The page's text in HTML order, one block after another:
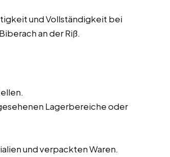
und Vollständigkeit bei
an der Riß.
Lagerbereiche oder
und verpackten Waren.